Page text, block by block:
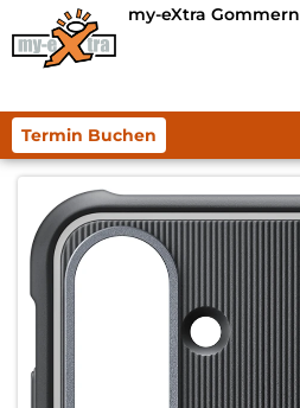
my-eXtra Gommern
Termin Buchen